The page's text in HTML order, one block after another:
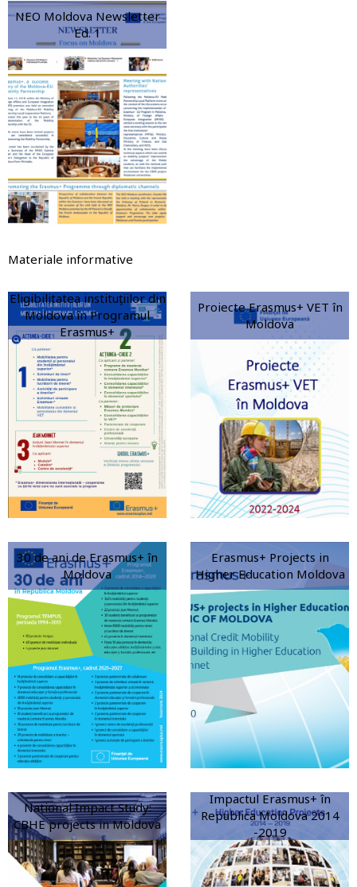
NEO Moldova Newsletter
Ed. 1
Materiale informative
Eligibilitatea instituțiilor din
Moldova în Programul
Erasmus+
Proiecte Erasmus+ VET în
Moldova
30 de ani de Erasmus+ în
Moldova
Erasmus+ Projects in
Higher Education Moldova
National Impact Study:
CBHE projects in Moldova
Impactul Erasmus+ în
Republica Moldova 2014
-2019